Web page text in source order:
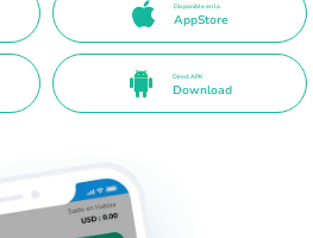
Disponible en la
AppStore
Direct APK
Download